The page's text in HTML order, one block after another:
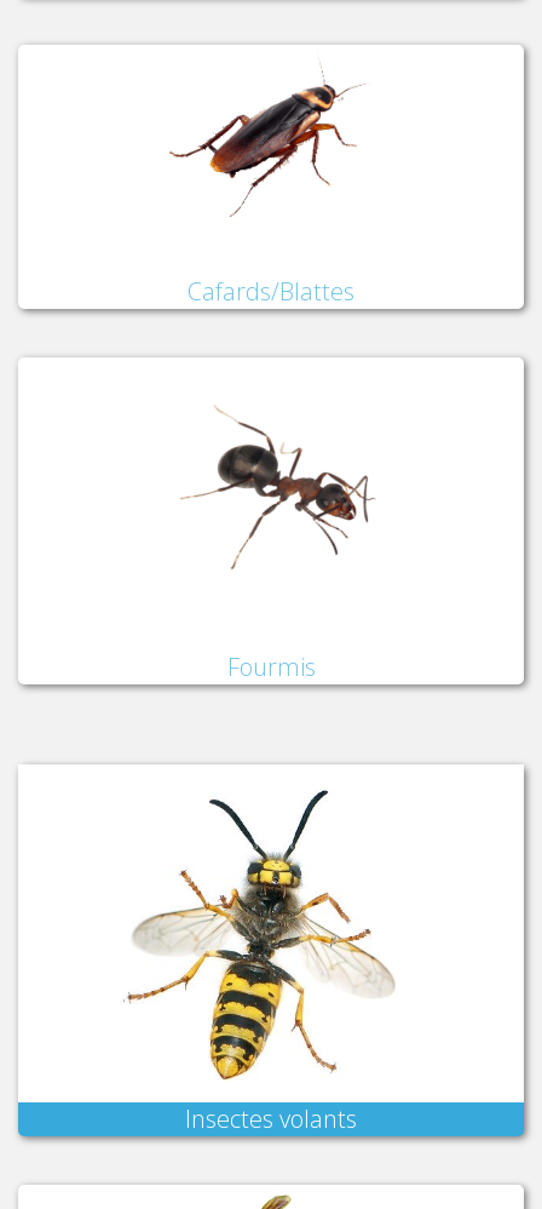
Cafards/Blattes
Fourmis
Insectes volants